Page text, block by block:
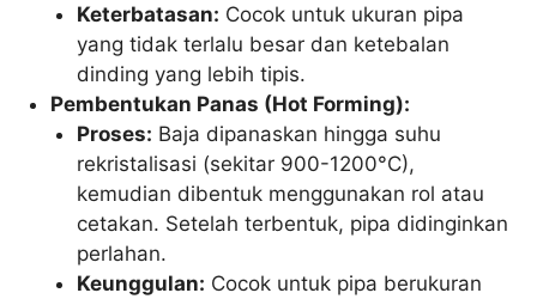
Keterbatasan: Cocok untuk ukuran pipa
yang tidak terlalu besar dan ketebalan
dinding yang lebih tipis.
Pembentukan Panas (Hot Forming):
Proses: Baja dipanaskan hingga suhu
rekristalisasi (sekitar 900-1200°C),
kemudian dibentuk menggunakan rol atau
cetakan. Setelah terbentuk, pipa didinginkan
perlahan.
Keunggulan: Cocok untuk pipa berukuran